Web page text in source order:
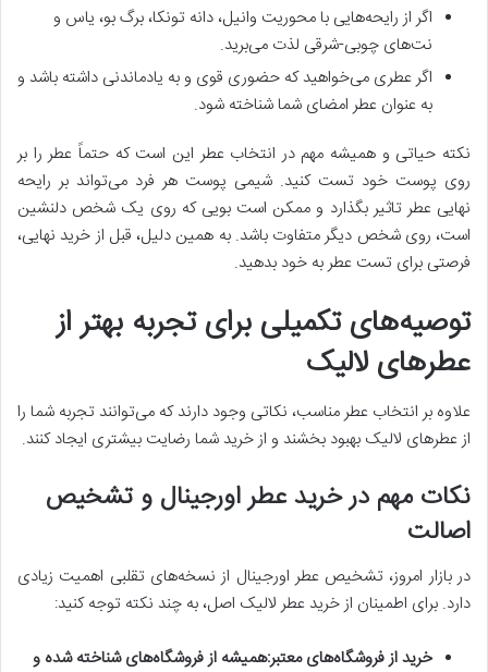
اگر از رایحه‌هایی با محوریت وانیل، دانه تونکا، برگ بو، یاس و
نت‌های چوبی-شرقی لذت می‌برید.
اگر عطری می‌خواهید که حضوری قوی و به یادماندنی داشته باشد و
به عنوان عطر امضای شما شناخته شود.
نکته حیاتی و همیشه مهم در انتخاب عطر این است که حتماً عطر را بر
روی پوست خود تست کنید. شیمی پوست هر فرد می‌تواند بر رایحه
نهایی عطر تاثیر بگذارد و ممکن است بویی که روی یک شخص دلنشین
است، روی شخص دیگر متفاوت باشد. به همین دلیل، قبل از خرید نهایی،
فرصتی برای تست عطر به خود بدهید.
توصیه‌های تکمیلی برای تجربه بهتر از
عطرهای لالیک
علاوه بر انتخاب عطر مناسب، نکاتی وجود دارند که می‌توانند تجربه شما را
از عطرهای لالیک بهبود بخشند و از خرید شما رضایت بیشتری ایجاد کنند.
نکات مهم در خرید عطر اورجینال و تشخیص
اصالت
در بازار امروز، تشخیص عطر اورجینال از نسخه‌های تقلبی اهمیت زیادی
دارد. برای اطمینان از خرید عطر لالیک اصل، به چند نکته توجه کنید:
خرید از فروشگاه‌های معتبر:همیشه از فروشگاه‌های شناخته شده و